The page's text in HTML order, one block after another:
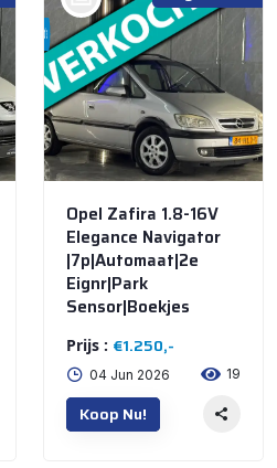
bij @De Waai Auto's
Opel Zafira 1.8-16V
Elegance Navigator
|7p|Automaat|2e
Eignr|Park
Sensor|Boekjes
Prijs : €1.250,-
04 Jun 2026 19
Koop Nu!